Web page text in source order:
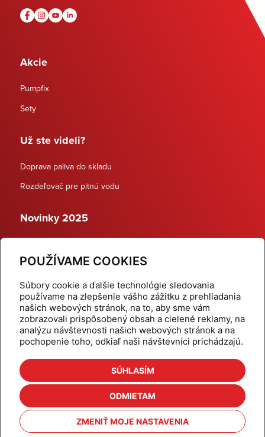
POUŽÍVAME COOKIES
Súbory cookie a ďalšie technológie sledovania
používame na zlepšenie vášho zážitku z prehliadania
našich webových stránok, na to, aby sme vám
zobrazovali prispôsobený obsah a cielené reklamy, na
analýzu návštevnosti našich webových stránok a na
pochopenie toho, odkiaľ naši návštevníci prichádzajú.
SÚHLASÍM
ODMIETAM
ZMENIŤ MOJE NASTAVENIA
Akcie
Pumpfix
Sety
Už ste videli?
Doprava paliva do skladu
Rozdeľovač pre pitnú vodu
Novinky 2025
Dynamické termostatické ventily
Domov
Produkty
Aktuality
Odber šikovné tipy
Kalkulačky
Cenníky
Na stiahnutie
Referencie
Kontakt
Nastavenie cookies